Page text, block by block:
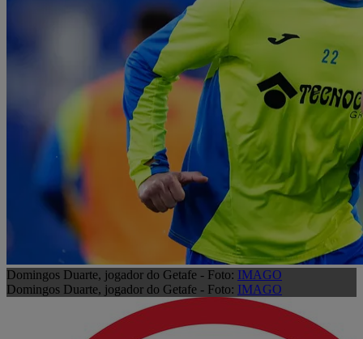
Domingos Duarte, jogador do Getafe - Foto: IMAGO
Domingos Duarte, jogador do Getafe - Foto: IMAGO